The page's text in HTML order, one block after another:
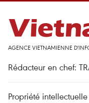
AGENCE VIETNAMIENNE
Rédacteur en chef:
Propriété intellectuelle